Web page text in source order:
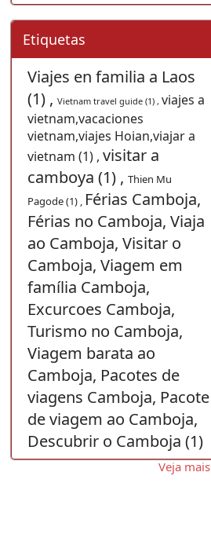
Etiquetas
Viajes en familia a Laos
(1) , Vietnam travel guide (1) , viajes a
vietnam,vacaciones
vietnam,viajes Hoian,viajar a
vietnam (1) , visitar a
camboya (1) , Thien Mu
Pagode (1) , Férias Camboja,
Férias no Camboja, Viaja
ao Camboja, Visitar o
Camboja, Viagem em
família Camboja,
Excurcoes Camboja,
Turismo no Camboja,
Viagem barata ao
Camboja, Pacotes de
viagens Camboja, Pacote
de viagem ao Camboja,
Descubrir o Camboja (1)
,visitar camboya (1) ,
Veja mais